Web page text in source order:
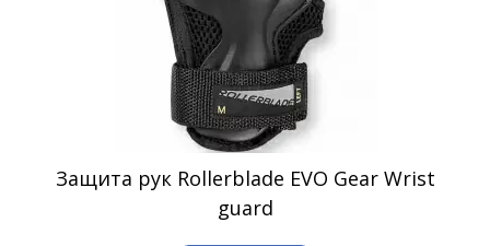
Защита рук Rollerblade EVO Gear Wrist
guard